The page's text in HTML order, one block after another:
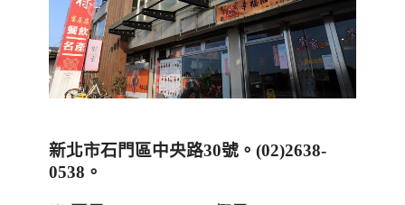
新北市石門區中央路30號。 (02)2638-
0538 。